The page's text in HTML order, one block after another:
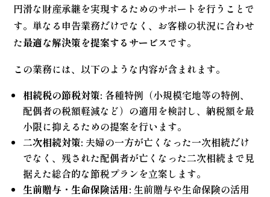
円滑な財産承継を実現するためのサポートを行うことで
す。単なる申告業務だけでなく、お客様の状況に合わせ
た最適な解決策を提案するサービスです。
この業務には、以下のような内容が含まれます。
相続税の節税対策: 各種特例（小規模宅地等の特例、
配偶者の税額軽減など）の適用を検討し、納税額を最
小限に抑えるための提案を行います。
二次相続対策: 夫婦の一方が亡くなった一次相続だけ
でなく、残された配偶者が亡くなった二次相続まで見
据えた総合的な節税プランを立案します。
生前贈与・生命保険活用: 生前贈与や生命保険の活用